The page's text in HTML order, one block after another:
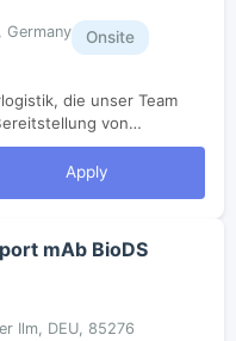
Germany Onsite
die unser Team
von
Sie sich jetzt und
Apply
mAb BioDS
Ilm, DEU, 85276